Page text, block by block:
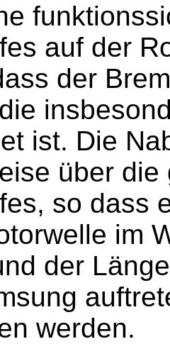
auf der
der
ist. Die
über
so dass
im
der
werden.